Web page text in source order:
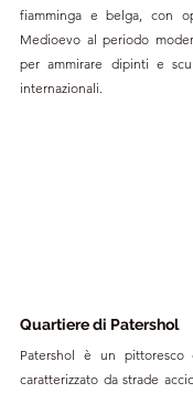
fiamminga e belga, con
Medioevo al periodo
per ammirare dipinti e
internazionali.
Quartiere di Patershol
Patershol è un pittoresco
caratterizzato da strade